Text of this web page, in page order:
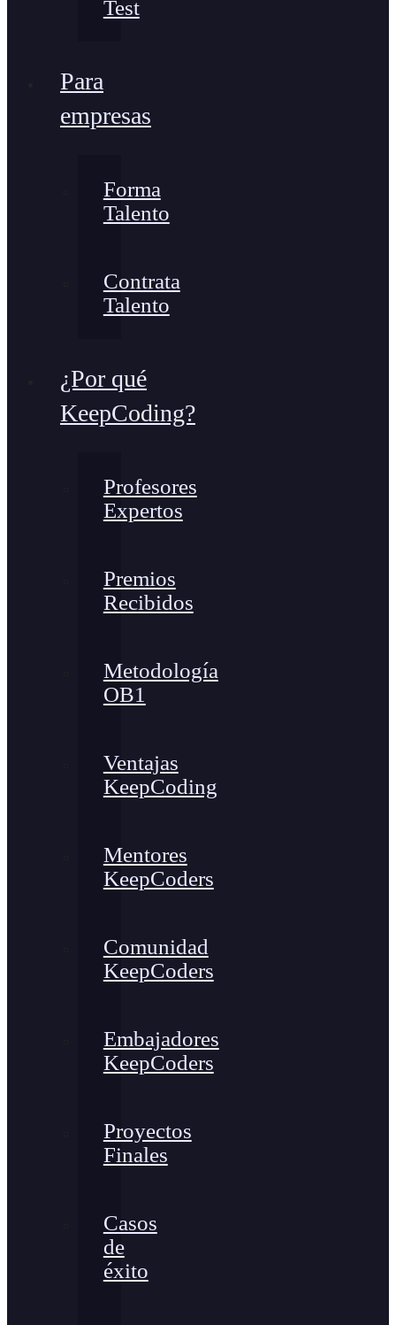
Test
Para
empresas
Forma
Talento
Contrata
Talento
¿Por qué
KeepCoding?
Profesores
Expertos
Premios
Recibidos
Metodología
OB1
Ventajas
KeepCoding
Mentores
KeepCoders
Comunidad
KeepCoders
Embajadores
KeepCoders
Proyectos
Finales
Casos
de
éxito